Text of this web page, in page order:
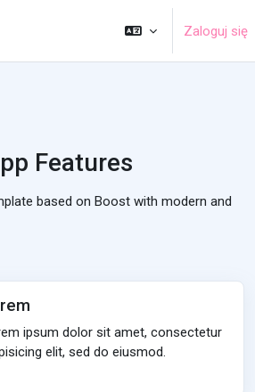
Zaloguj się
Features
based on Boost with modern and
ipsum dolor sit amet, consectetur
elit, sed do eiusmod.